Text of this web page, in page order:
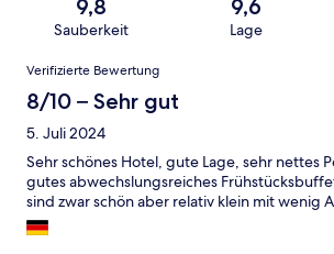
9,8
Sauberkeit
9,6
Lage
Bewertungen
Verifizierte Bewertung
8/10 – Sehr gut
5. Juli 2024
Sehr schönes Hotel, gute Lage, sehr nettes
gutes abwechslungsreiches
sind zwar schön aber relativ klein mit wenig